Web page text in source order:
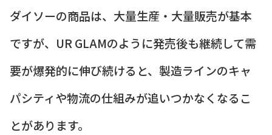
ダイソーの商品は、大量生産・大量販売が基本
ですが、UR GLAMのように発売後も継続して需
要が爆発的に伸び続けると、製造ラインのキャ
パシティや物流の仕組みが追いつかなくなるこ
とがあります。